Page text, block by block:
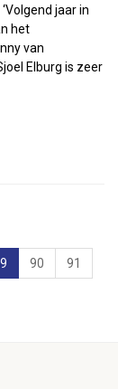
jaar in
het
van
Elburg is zeer
90 91